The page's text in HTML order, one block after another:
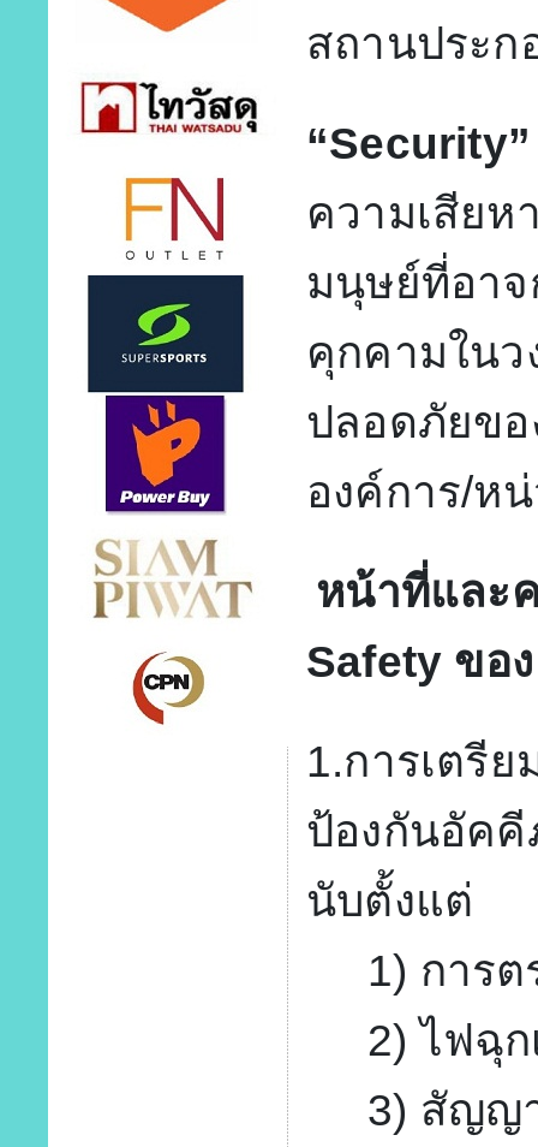
สถานประก
“Security”
ความเสียห
มนุษย์ที่อาจ
คุกคามในว
ปลอดภัยข
องค์การ/ห
หน้าที่และ
Safety ขอ
1.การเตรี
ป้องกันอัค
นับตั้งแต่
1) การต
2) ไฟฉุก
3) สัญญา